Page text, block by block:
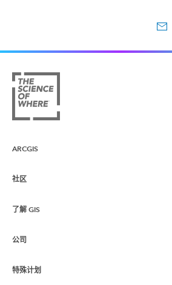
ARCGIS
ArcGIS 概览
制图
社区
Esri 社区
ArcGIS 博客
了解 GIS
什么是 GIS？
位置智能
公司
关于 Esri
特殊计划